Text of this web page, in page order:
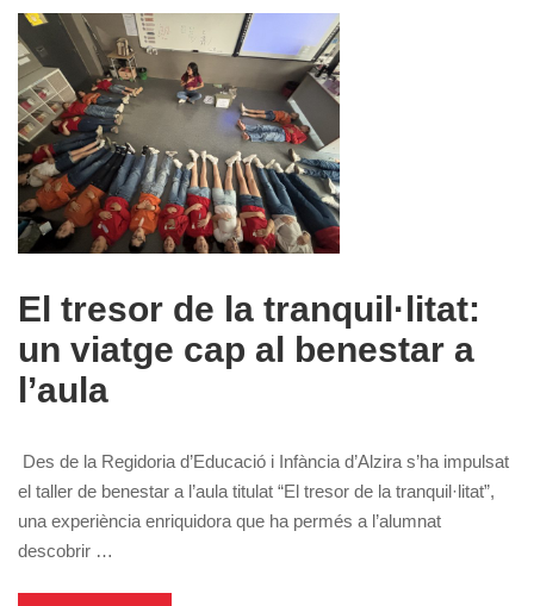
El tresor de la tranquil·litat:
un viatge cap al benestar a
l’aula
Des de la Regidoria d’Educació i Infància d’Alzira s’ha impulsat
el taller de benestar a l’aula titulat “El tresor de la tranquil·litat”,
una experiència enriquidora que ha permés a l’alumnat
descobrir …